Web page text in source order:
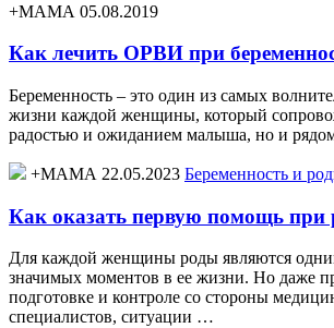
+МАМА 05.08.2019
Как лечить ОРВИ при
Беременность – это один из самых
жизни каждой женщины, который
радостью и ожиданием малыша, но и
+МАМА 22.05.2023 Беременность и
Как оказать первую помощь при
Для каждой женщины роды являются
значимых моментов в ее жизни. Но даже
подготовке и контроле со стороны
специалистов, ситуации …